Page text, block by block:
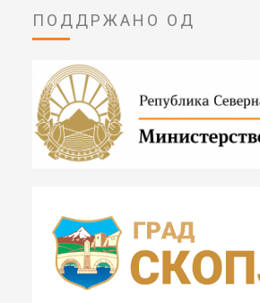
ПОДДРЖАНО ОД